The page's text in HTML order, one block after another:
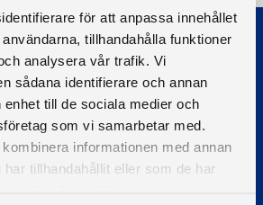
för att anpassa innehållet
tillhandahålla funktioner
analysera vår trafik. Vi
sådana identifierare och annan
enhet till de sociala medier och
som vi samarbetar med.
informationen med annan
tillhandahållit eller som de har